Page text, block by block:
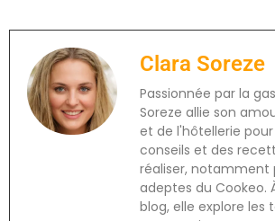
Clara Soreze
Passionnée par la
Soreze allie son
et de l'hôtellerie
conseils et des
réaliser, notamment
adeptes du Cookeo.
blog, elle explore les